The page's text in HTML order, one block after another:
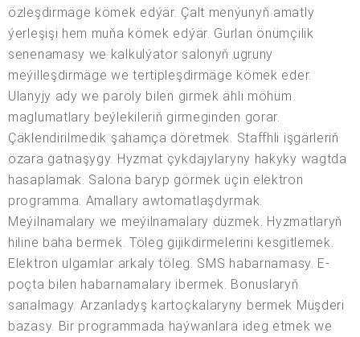
özleşdirmäge kömek edýär. Çalt menýunyň amatly
ýerleşişi hem muňa kömek edýär. Gurlan önümçilik
senenamasy we kalkulýator salonyň ugruny
meýilleşdirmäge we tertipleşdirmäge kömek eder.
Ulanyjy ady we paroly bilen girmek ähli möhüm
maglumatlary beýlekileriň girmeginden gorar.
Çäklendirilmedik şahamça döretmek. Staffhli işgärleriň
özara gatnaşygy. Hyzmat çykdajylaryny hakyky wagtda
hasaplamak. Salona baryp görmek üçin elektron
programma. Amallary awtomatlaşdyrmak.
Meýilnamalary we meýilnamalary düzmek. Hyzmatlaryň
hiline baha bermek. Töleg gijikdirmelerini kesgitlemek.
Elektron ulgamlar arkaly töleg. SMS habarnamasy. E-
poçta bilen habarnamalary ibermek. Bonuslaryň
sanalmagy. Arzanladyş kartoçkalaryny bermek Müşderi
bazasy. Bir programmada haýwanlara ideg etmek we